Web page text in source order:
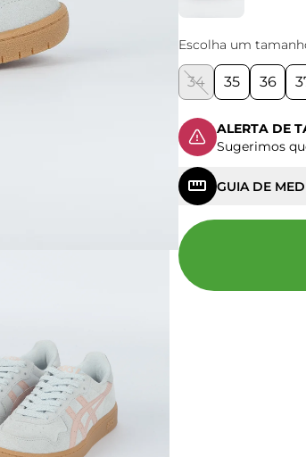
Escolha um
34 35 36
ALERTA DE
Sugerimos
GUIA DE